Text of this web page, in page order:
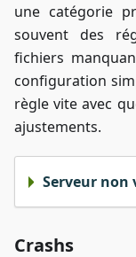
une catégorie
souvent des
fichiers
configuration
règle vite avec
ajustements.
Serveur non
Crashs